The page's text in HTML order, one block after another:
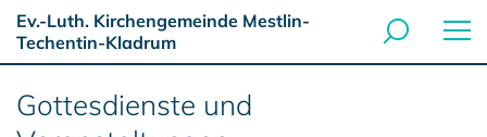
Ev.-Luth. Kirchengemeinde Mestlin-
Techentin-Kladrum
Gottesdienste und